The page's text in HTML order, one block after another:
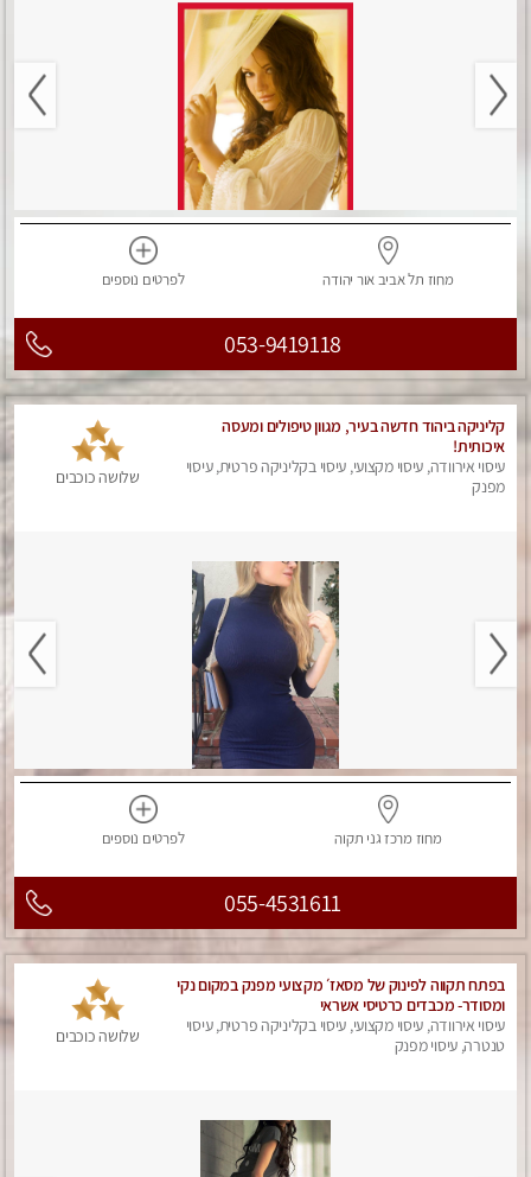
מחוז תל אביב אור יהודה לפרטים נוספים
053-9419118
קליניקה ביהוד חדשה בעיר, מגוון טיפולים ומעסה
איכותית!
עיסוי אירוודה, עיסוי מקצועי, עיסוי בקליניקה פרטית, עיסוי
מפנק
שלושה כוכבים
מחוז מרכז גני תקוה לפרטים נוספים
055-4531611
בפתח תקווה לפינוק של מסאז׳ מקצועי מפנק במקום נקי
ומסודר- ‏מכבדים כרטיסי אשראי
עיסוי אירוודה, עיסוי מקצועי, עיסוי בקליניקה פרטית, עיסוי
טנטרה, עיסוי מפנק
שלושה כוכבים